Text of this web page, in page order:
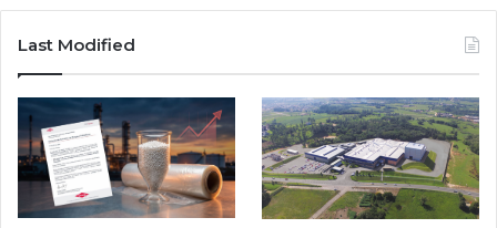
Last Modified